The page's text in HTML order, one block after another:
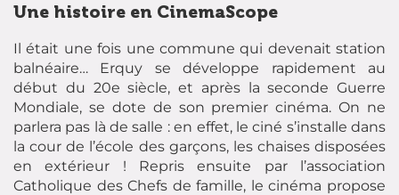
Une histoire en CinemaScope
Il était une fois une commune qui devenait station
balnéaire… Erquy se développe rapidement au
début du 20e siècle, et après la seconde Guerre
Mondiale, se dote de son premier cinéma. On ne
parlera pas là de salle : en effet, le ciné s’installe dans
la cour de l’école des garçons, les chaises disposées
en extérieur ! Repris ensuite par l’association
Catholique des Chefs de famille, le cinéma propose